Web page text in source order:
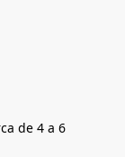
de 4 a 6